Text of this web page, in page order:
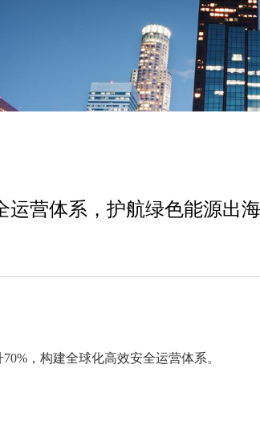
运营体系，护航绿色能源出
70%，构建全球化高效安全运营体系。